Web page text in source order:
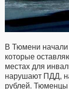
В Тюмени
которые
местах для
нарушают ПДД,
рублей. Тюменцы